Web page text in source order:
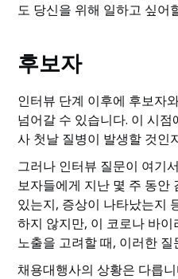
도 당신을 위해 일하고 싶어
후보자
인터뷰 단계 이후에 후보자
넘어갈 수 있습니다. 이 시
사 첫날 질병이 발생할 것인
그러나 인터뷰 질문이 여기
보자들에게 지난 몇 주 동안
있는지, 증상이 나타났는지
하지 않지만, 이 코로나 바
노출을 고려할 때, 이러한
채용대행사의 상황은 다릅